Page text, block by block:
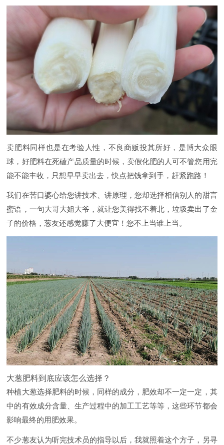
卖肥料同样也是在考验人性，不良商贩投其所好，是博大众眼
球，好肥料在死磕产品质量的时候，卖假化肥的人可不管您用完
能不能丰收，只想早早卖出去，快点把钱拿到手，赶紧跑路！
我们在苦口婆心给您讲技术、讲原理，您却选择相信别人的甜言
蜜语，一句大哥大姐大爷，就让您美得找不着北，垃圾卖出了金
子的价格，葱友还感觉赚了大便宜！您不上当谁上当。
大葱肥料到底应该怎么选择？
种植大葱选择肥料的时候，同样的成分，肥效却不一定一定，其
中的有效成分含量、生产过程中的加工工艺等等，这些环节都会
影响最终的用肥效果。
不少葱友认为听完技术员的指导以后，我就照着这个方子，另寻